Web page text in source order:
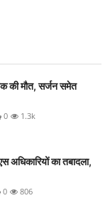
की मौत, सर्जन समेत
0 1.3k
अधिकारियों का तबादला,
0 806